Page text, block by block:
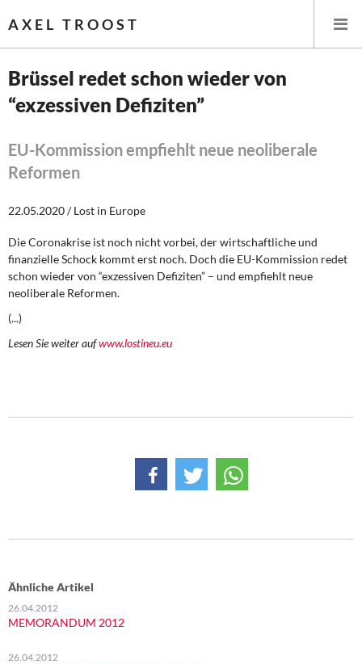
AXEL TROOST
Startseite
Themen
Steuer- und Finanzpolitik
Öffentliche Infrastruktur und Daseinsvorsorge
Institut Solidarische Moderne
Kontakt
Brüssel redet schon wieder von
“exzessiven Defiziten”
EU-Kommission empfiehlt neue neoliberale
Reformen
22.05.2020 / Lost in Europe
Die Coronakrise ist noch nicht vorbei, der wirtschaftliche und
finanzielle Schock kommt erst noch. Doch die EU-Kommission redet
schon wieder von “exzessiven Defiziten” – und empfiehlt neue
neoliberale Reformen.
(...)
Lesen Sie weiter aufwww.lostineu.eu
Ähnliche Artikel
26.04.2012
MEMORANDUM 2012
26.04.2012